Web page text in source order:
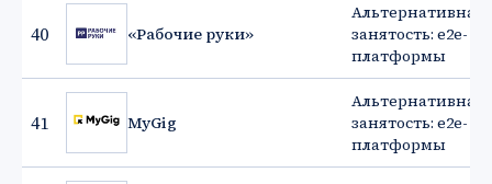
40 «Рабочие руки»
Альтернативная
занятость: e2e-
платформы
41 MyGig
Альтернативная
занятость: e2e-
платформы